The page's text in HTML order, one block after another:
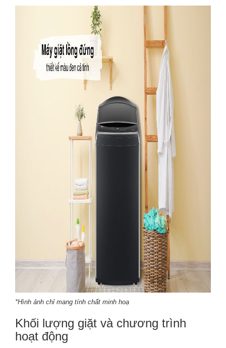
*Hình ảnh chỉ mang tính chất minh hoạ
Khối lượng giặt và chương trình
hoạt động